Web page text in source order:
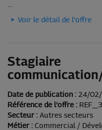
Voir le détail de l'offre
Stagiaire
Date de publication : 24/
Référence de l'offre :
Secteur : Autres secteurs
Métier : Commercial /